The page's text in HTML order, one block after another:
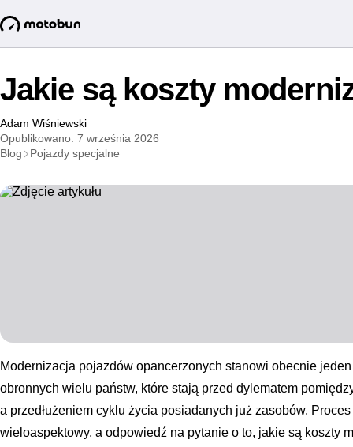
Jakie są koszty
Adam Wiśniewski
Opublikowano: 7 września 2026
Blog
Pojazdy specjalne
Modernizacja pojazdów opancerzonych stanowi obecnie
obronnych wielu państw, które stają przed dylematem
a przedłużeniem cyklu życia posiadanych już zasobów.
wieloaspektowy, a odpowiedź na pytanie o to, jakie są koszty